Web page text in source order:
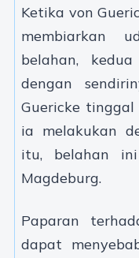
Ketika von
membiarkan
belahan,
dengan
Guericke
ia melakukan
itu, belahan
Magdeburg.
Paparan
dapat